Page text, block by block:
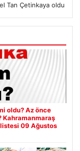
Tan Çetinkaya oldu
oldu? Az önce
Kahramanmaraş
09 Ağustos